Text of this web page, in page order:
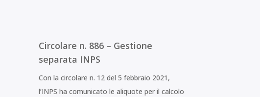
Circolare n. 886 – Gestione
separata INPS
Con la circolare n. 12 del 5 febbraio 2021,
l’INPS ha comunicato le aliquote per il calcolo